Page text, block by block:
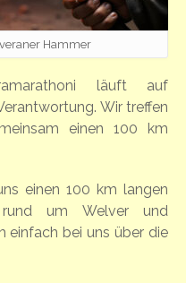
Hammer
läuft auf
Wir treffen
einen 100 km
einen 100 km langen
rund um Welver und
einfach bei uns über die